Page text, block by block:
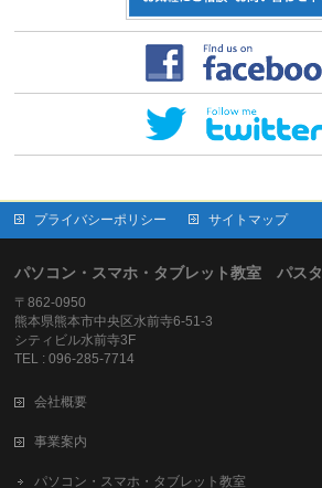
プライバシーポリシー サイトマップ
パソコン・スマホ・タブレット教室 パスタ
〒862-0950
熊本県熊本市中央区水前寺6-51-3
シティビル水前寺3F
TEL : 096-285-7714
会社概要
事業案内
パソコン・スマホ・タブレット教室